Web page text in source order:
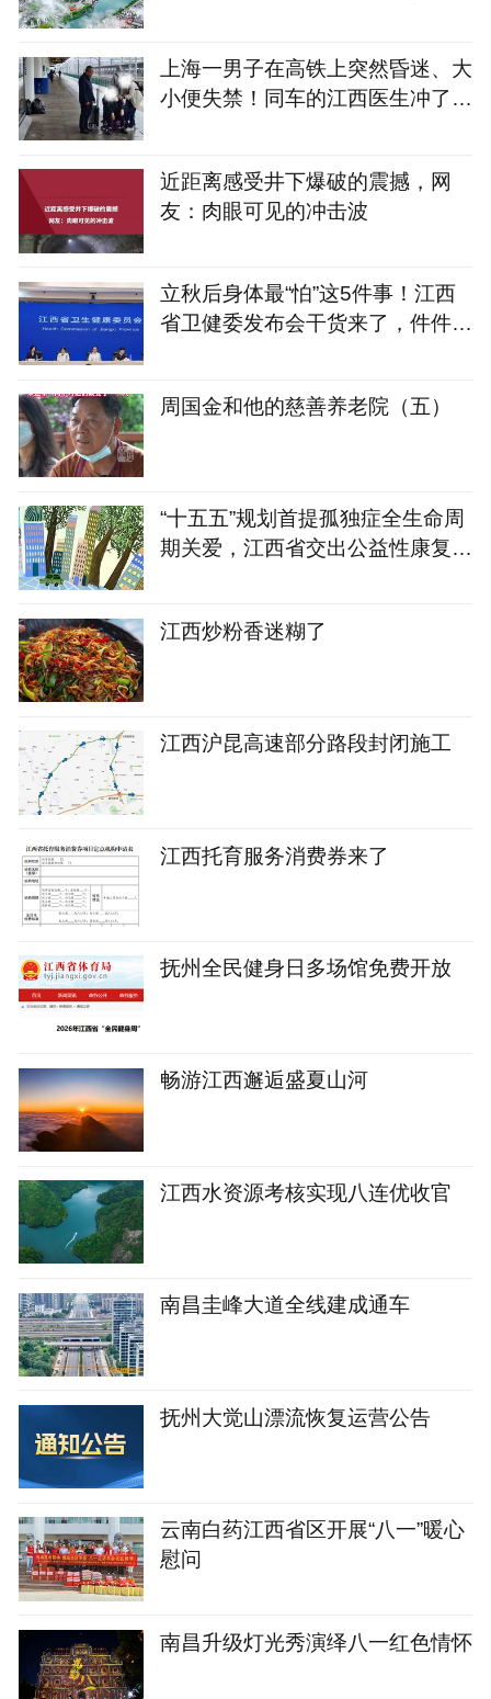
上海一男子在高铁上突然昏迷、大
小便失禁！同车的江西医生冲了上
近距离感受井下爆破的震撼，网
友：肉眼可见的冲击波
立秋后身体最“怕”这5件事！江西
省卫健委发布会干货来了，件件与
周国金和他的慈善养老院（五）
“十五五”规划首提孤独症全生命周
期关爱，江西省交出公益性康复服
江西炒粉香迷糊了
江西沪昆高速部分路段封闭施工
江西托育服务消费券来了
抚州全民健身日多场馆免费开放
畅游江西邂逅盛夏山河
江西水资源考核实现八连优收官
南昌圭峰大道全线建成通车
抚州大觉山漂流恢复运营公告
云南白药江西省区开展“八一”暖心
慰问
南昌升级灯光秀演绎八一红色情怀